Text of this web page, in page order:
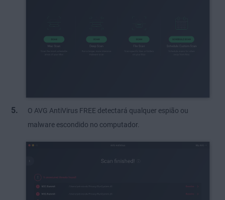
O AVG AntiVirus FREE detectará qualquer espião ou
malware escondido no computador.